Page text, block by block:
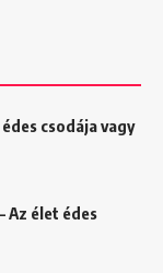
csodája vagy
Az élet édes